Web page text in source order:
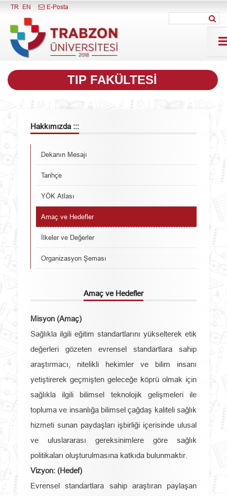
Menüyü Kapat
TR EN E-Posta
TIP FAKÜLTESI
Hakkımızda :::
Dekanın Mesajı
Tarihçe
YÖK Atlası
Amaç ve Hedefler
İlkeler ve Değerler
Organizasyon Şeması
Amaç ve Hedefler
Misyon (Amaç)
Sağlıkla ilgili eğitim standartlarını yükselterek etik
değerleri gözeten evrensel standartlara sahip
araştırmacı, nitelikli hekimler ve bilim insanı
yetiştirerek geçmişten geleceğe köprü olmak için
sağlıkla ilgili bilimsel teknolojik gelişmeleri ile
topluma ve insanlığa bilimsel çağdaş kaliteli sağlık
hizmeti sunan paydaşları işbirliği içerisinde ulusal
ve uluslararası gereksinimlere göre sağlık
politikaları oluşturulmasına katkıda bulunmaktır.
Vizyon: (Hedef)
Evrensel standartlara sahip araştıran paylaşan